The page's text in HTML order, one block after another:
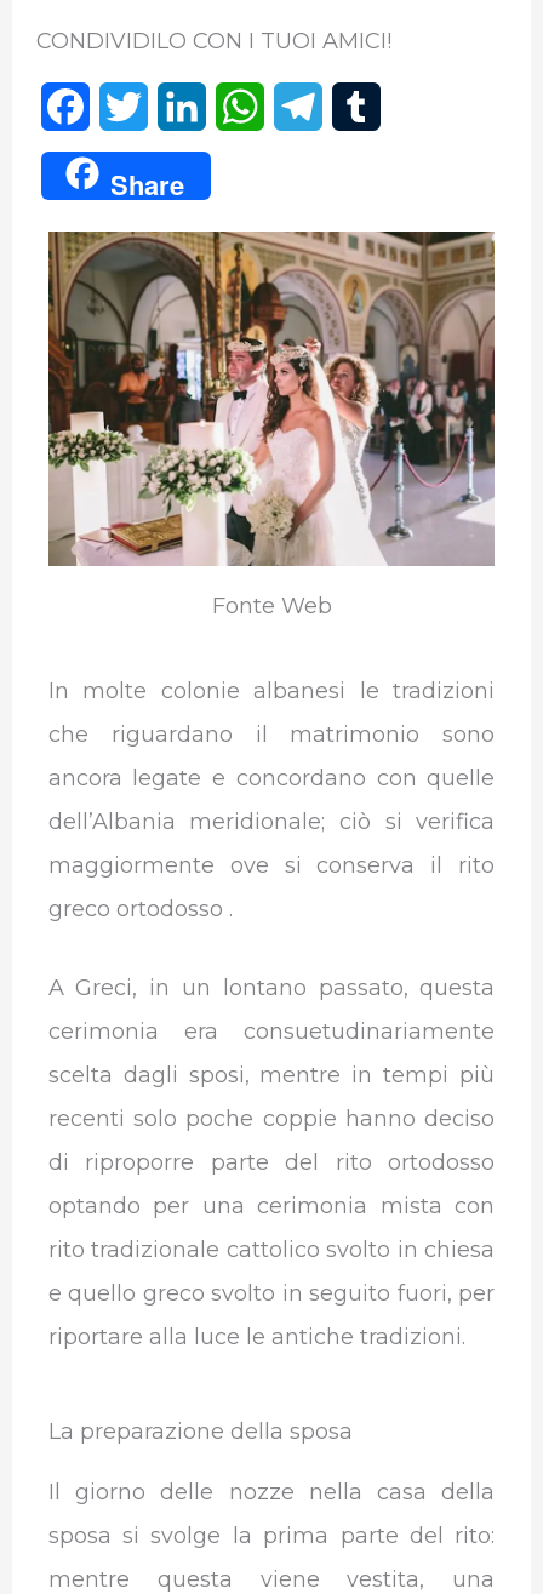
CONDIVIDILO CON I TUOI AMICI!
a
c
e
b
o
k
w
i
t
e
r
i
n
k
e
d
I
n
W
t
s
A
p
p
e
g
r
a
m
b
l
Share
Fonte Web
In molte colonie albanesi le tradizioni
che riguardano il matrimonio sono
ancora legate e concordano con quelle
dell’Albania meridionale; ciò si verifica
maggiormente ove si conserva il rito
greco ortodosso .
A Greci, in un lontano passato, questa
cerimonia era consuetudinariamente
scelta dagli sposi, mentre in tempi più
recenti solo poche coppie hanno deciso
di riproporre parte del rito ortodosso
optando per una cerimonia mista con
rito tradizionale cattolico svolto in chiesa
e quello greco svolto in seguito fuori, per
riportare alla luce le antiche tradizioni.
La preparazione della sposa
Il giorno delle nozze nella casa della
sposa si svolge la prima parte del rito:
mentre questa viene vestita, una